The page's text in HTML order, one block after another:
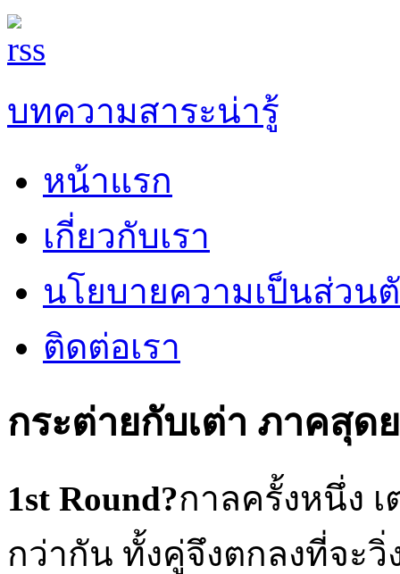
บทความสาระน่ารู้
หน้าแรก
เกี่ยวกับเรา
นโยบายความเป็นส่วน
ติดต่อเรา
กระต่ายกับเต่า ภาคสุ
1st Round?กาลครั้งหนึ่ง เ
กว่ากัน ทั้งคู่จึงตกลงที่จะ